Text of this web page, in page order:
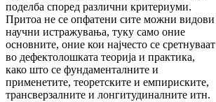
поделба според различни критериуми.
Притоа не се опфатени сите можни видови
научни ис­тра­жувања, туку само оние
основните, оние кои најчесто се сретнуваат
во дефектолошката теорија и практика,
како што се фундамен­тал­ните и
применетите, теоретските и емпи­рис­ките,
трансверзалните и лонгитудинал­ните итн.